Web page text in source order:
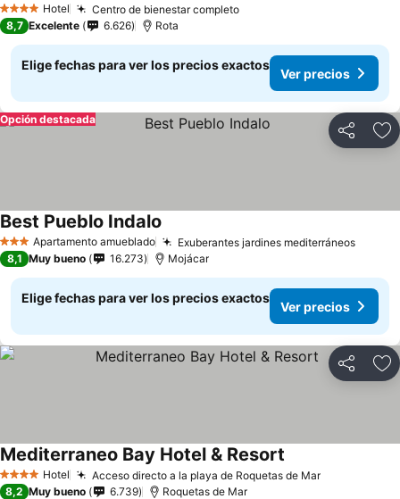
4 EstrellasHotel Centro de bienestar completoVer precios
8,7 Excelente 6.626 Rota
Elige fechas para ver los precios exactos
Ver precios
Compartir
Opción destacada
3 EstrellasApartamento amueblado Exuberantes jardines mediterráneosVer
Best Pueblo Indalo
8,1 Muy bueno 16.273 Mojácar
Elige fechas para ver los precios exactos
Ver precios
Compartir
4 EstrellasHotel Acceso directo a la playa de Roquetas de MarVer precios
Mediterraneo Bay Hotel & Resort
8,2 Muy bueno 6.739 Roquetas de Mar